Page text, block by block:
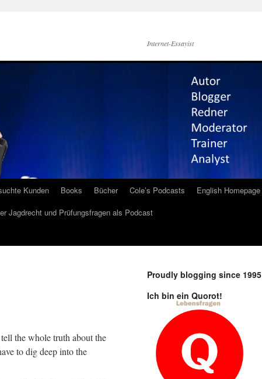
Internet-Essayist
Kunden Books Bücher Cole’s Podcasts
English Homepage
Jagdrecht und Prüfungsfragen als Podcast
the whole truth about the
to dig deep into the
Proudly blogging since 1995
Ich bin ein Quorot!